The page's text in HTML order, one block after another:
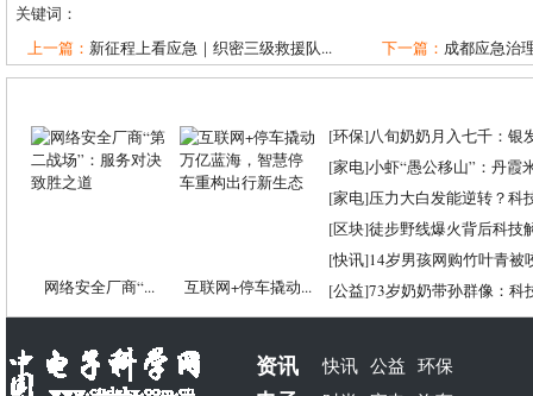
关键词：
上一篇： 新征程上看应急｜织密三级救援队... 下一篇： 成都应急治
网络安全厂商“... 互联网+停车撬动...
[环保]八旬奶奶月入七千：银
[家电]小虾“愚公移山”：丹霞
[家电]压力大白发能逆转？科
[区块]徒步野线爆火背后科技
[快讯]14岁男孩网购竹叶青被
[公益]73岁奶奶带孙群像：科
资讯 快讯 公益 环保